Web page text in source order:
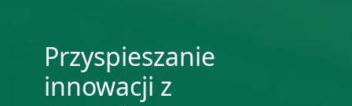
Przyspieszanie
innowacji z